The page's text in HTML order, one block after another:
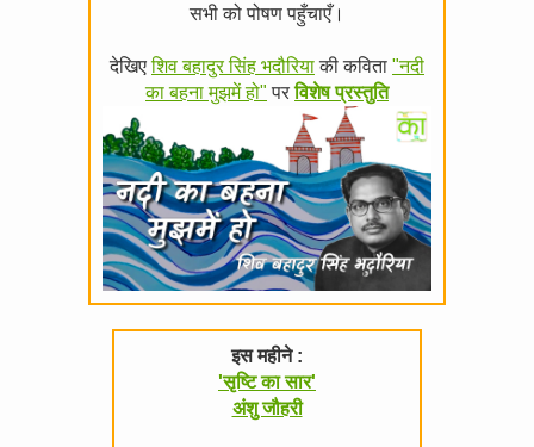
सभी को पोषण पहुँचाएँ।
देखिएशिव बहादुर सिंह भदौरियाकी कविता "नदी
का बहना मुझमें हो" परविशेष प्रस्तुति
इस महीने :
'सृष्टि का सार'
अंशु जौहरी